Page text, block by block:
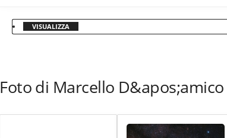
VISUALIZZA
Foto di Marcello D&apos;amico